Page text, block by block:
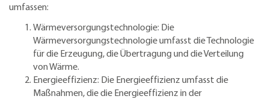
umfassen:
Wärmeversorgungstechnologie: Die
Wärmeversorgungstechnologie umfasst die Technologie
für die Erzeugung, die Übertragung und die Verteilung
von Wärme.
Energieeffizienz: Die Energieeffizienz umfasst die
Maßnahmen, die die Energieeffizienz in der